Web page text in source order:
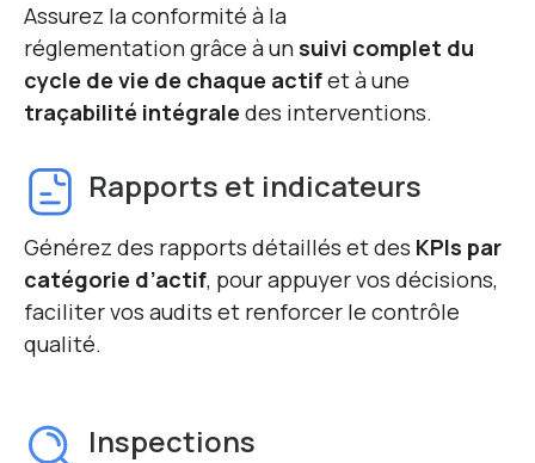
Assurez la conformité à la
réglementation grâce à un suivi complet du
cycle de vie de chaque actifet à une
traçabilité intégrale des interventions.
Rapports et indicateurs
Générez des rapports détaillés et des KPIs par
catégorie d’actif, pour appuyer vos décisions,
faciliter vos audits et renforcer le contrôle
qualité.
Inspections